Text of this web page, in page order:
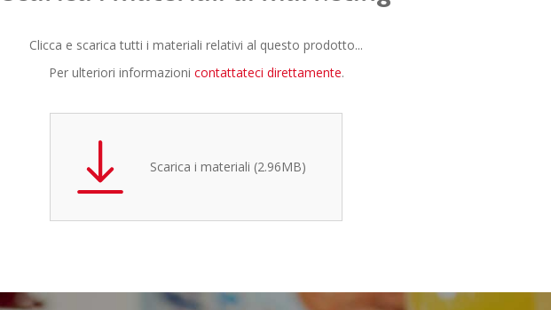
Clicca e scarica tutti i materiali relativi al questo prodotto...
Per ulteriori informazioni contattateci direttamente.
Scarica i materiali (2.96MB)